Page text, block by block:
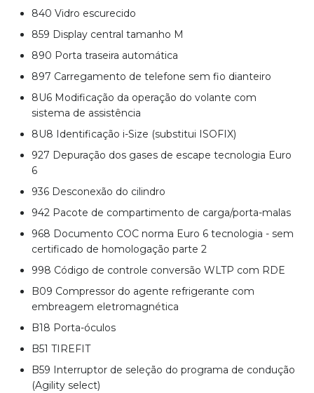
840 Vidro escurecido
859 Display central tamanho M
890 Porta traseira automática
897 Carregamento de telefone sem fio dianteiro
8U6 Modificação da operação do volante com
sistema de assistência
8U8 Identificação i-Size (substitui ISOFIX)
927 Depuração dos gases de escape tecnologia Euro
6
936 Desconexão do cilindro
942 Pacote de compartimento de carga/porta-malas
968 Documento COC norma Euro 6 tecnologia - sem
certificado de homologação parte 2
998 Código de controle conversão WLTP com RDE
B09 Compressor do agente refrigerante com
embreagem eletromagnética
B18 Porta-óculos
B51 TIREFIT
B59 Interruptor de seleção do programa de condução
(Agility select)